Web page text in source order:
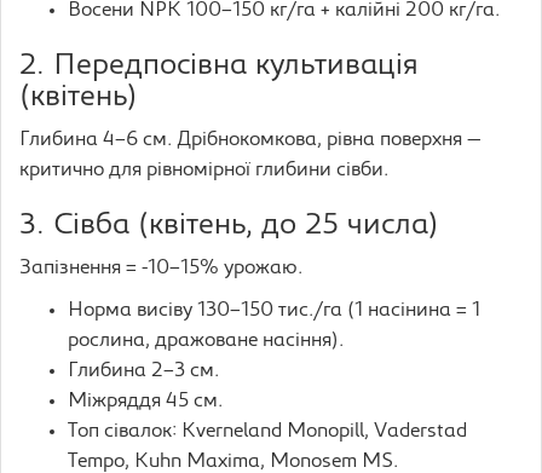
Восени NPK 100–150 кг/га + калійні 200 кг/га.
2. Передпосівна культивація
(квітень)
Глибина 4–6 см. Дрібнокомкова, рівна поверхня —
критично для рівномірної глибини сівби.
3. Сівба (квітень, до 25 числа)
Запізнення = -10–15% урожаю.
Норма висіву 130–150 тис./га (1 насінина = 1
рослина, дражоване насіння).
Глибина 2–3 см.
Міжряддя 45 см.
Топ сівалок: Kverneland Monopill, Vaderstad
Tempo, Kuhn Maxima, Monosem MS.